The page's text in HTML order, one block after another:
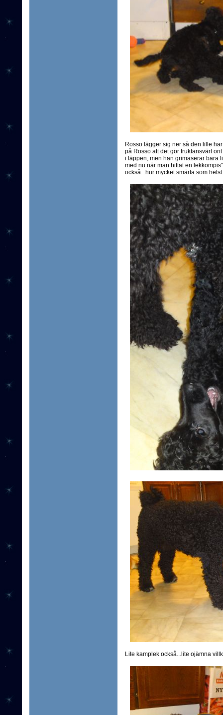
Rosso lägger sig ner så den lille
på Rosso att det gör fruktansvärt
i läppen, men han grimaserar bara
med nu när man hittat en
också...hur mycket smärta som
Lite kamplek också...lite ojämna